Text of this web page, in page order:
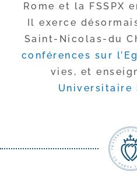
Rome et la FSSPX
Il exerce
Saint-​Nicolas-​du
confé­rences sur
vies, et
Universitaire